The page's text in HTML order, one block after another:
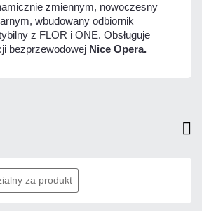
zmiennym, nowoczesny
wbudowany odbiornik
z FLOR i ONE. Obsługuje
bezprzewodowej Nice Opera.
za produkt